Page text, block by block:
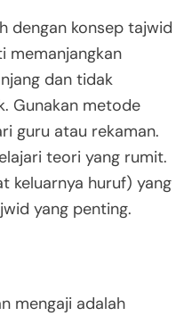
dengan konsep tajwid
memanjangkan
dan tidak
Gunakan metode
guru atau rekaman.
teori yang rumit.
keluarnya huruf) yang
yang penting.
mengaji adalah